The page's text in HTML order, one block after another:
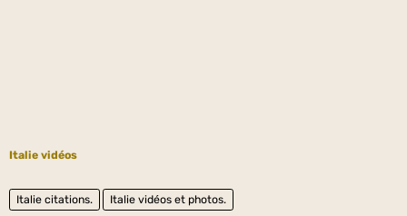
Italie vidéos
Italie citations. Italie vidéos et photos.